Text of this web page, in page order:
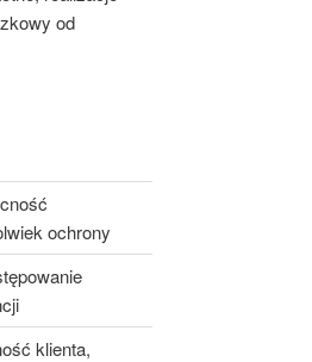
od
ochrony
klienta,